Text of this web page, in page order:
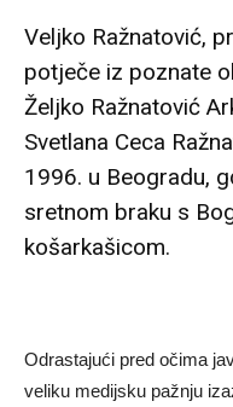
Veljko Ražnatović,
potječe iz poznate
Željko Ražnatović
Svetlana Ceca
1996. u Beogradu,
sretnom braku s
košarkašicom.
Odrastajući pred očima
veliku medijsku pažnju